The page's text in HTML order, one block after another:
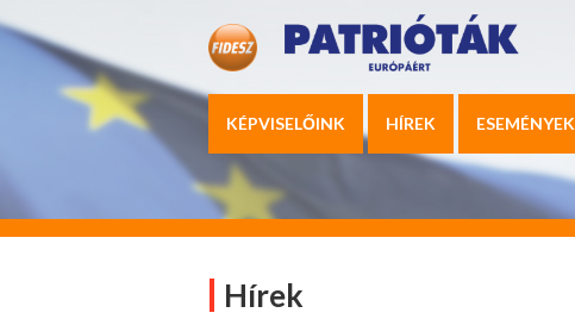
KÉPVISELŐINK HÍREK ESEMÉNYEK
Hírek